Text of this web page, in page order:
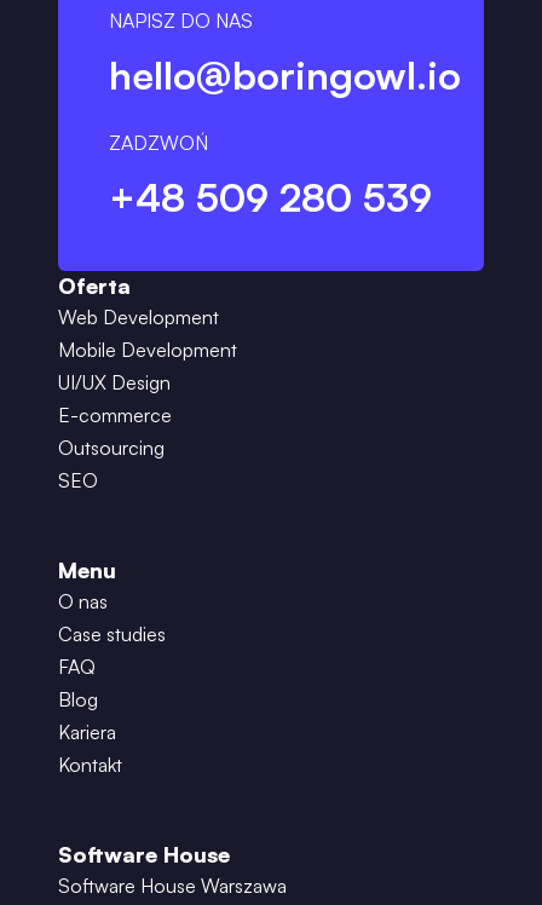
NAPISZ DO NAS
hello@boringowl.io
ZADZWOŃ
+48 509 280 539
Oferta
Web Development
Mobile Development
UI/UX Design
E-commerce
Outsourcing
SEO
Menu
O nas
Case studies
FAQ
Blog
Kariera
Kontakt
Software House
Software House Warszawa